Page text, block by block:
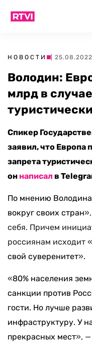
НОВОСТИ |
Володин:
млрд в
Спикер
заявил, что Европа
запрета
он написал в
По мнению
вокруг своих стран
себя. Причем
россиянам исходит
свой суверенитет».
«80% населения
санкции против
гости. Но лучше
инфраструктуру. У
прекрасных мест»,